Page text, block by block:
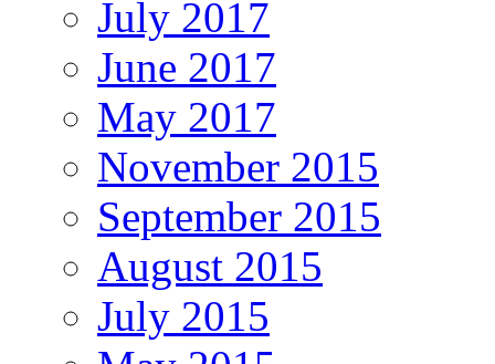
July 2017
June 2017
May 2017
November 2015
September 2015
August 2015
July 2015